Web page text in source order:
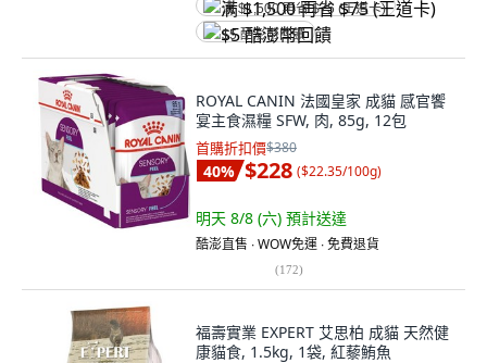
满 $1,500 再省 $75 (王道卡)
$5 酷澎幣回饋
ROYAL CANIN 法國皇家 成貓 感官饗
宴主食濕糧 SFW, 肉, 85g, 12包
首購折扣價$380
40% $228 ($22.35/100g)
明天 8/8 (六) 預計送達
酷澎直售 ∙ WOW免運 ∙ 免費退貨
(172)
福壽實業 EXPERT 艾思柏 成貓 天然健
康貓食, 1.5kg, 1袋, 紅藜鮪魚